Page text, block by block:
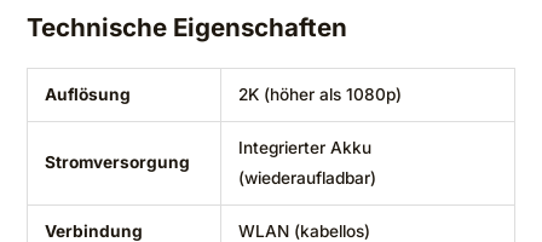
Technische Eigenschaften
Auflösung 2K (höher als 1080p)
Stromversorgung
Integrierter Akku
(wiederaufladbar)
Verbindung WLAN (kabellos)